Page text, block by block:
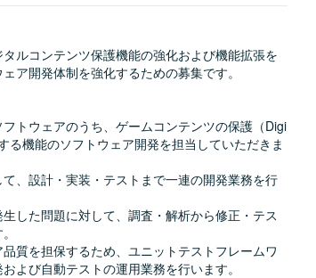
ルコンテンツ保護機能の強化および機能拡張を
ア開発体制を強化するための募集です。
トウェアのうち、ゲームコンテンツの保護（Digi
機能のソフトウェア開発を担当していただきま
、設計・実装・テストまで一連の開発業務を行
した問題に対して、調査・解析から修正・テス
質を担保するため、ユニットテストフレームワ
よび自動テストの運用業務を行います。